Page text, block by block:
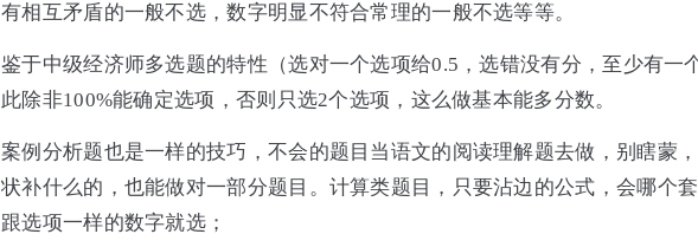
有相互矛盾的一般不选，数字明显不符合常理的一般不选等等。
鉴于中级经济师多选题的特性（选对一个选项给0.5，选错没有分，至少有一
此除非100%能确定选项，否则只选2个选项，这么做基本能多分数。
案例分析题也是一样的技巧，不会的题目当语文的阅读理解题去做，别瞎蒙
状补什么的，也能做对一部分题目。计算类题目，只要沾边的公式，会哪个
跟选项一样的数字就选；